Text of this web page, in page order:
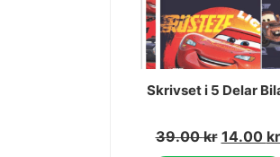
Skrivset i 5 Delar
39.00kr 14.00 kr